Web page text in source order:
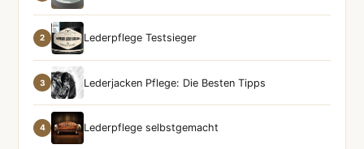
2 Lederpflege Testsieger
3 Lederjacken Pflege: Die Besten Tipps
4 Lederpflege selbstgemacht